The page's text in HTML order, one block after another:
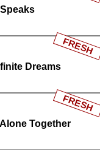
Dreams
FRESH
Together
FRESH